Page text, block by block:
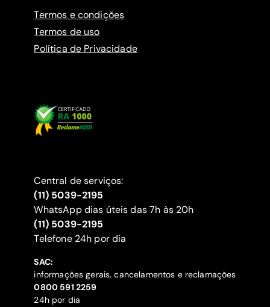
Termos e condições
Termos de uso
Política de Privacidade
Central de serviços:
(11) 5039-2195
WhatsApp dias úteis das 7h às 20h
(11) 5039-2195
‍Telefone 24h por dia
SAC:
informações gerais, cancelamentos e reclamações
‍0800 591 2259
24h por dia